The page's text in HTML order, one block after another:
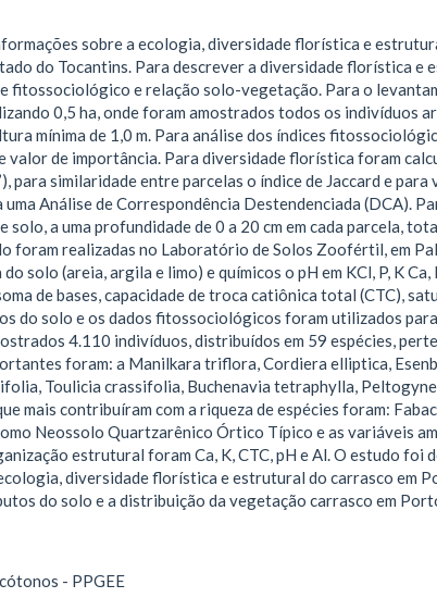
sobre a ecologia, diversidade florística e
do Tocantins. Para descrever a diversidade florística e
fitossociológico e relação solo-vegetação. Para o
0,5 ha, onde foram amostrados todos os indivíduos
mínima de 1,0 m. Para análise dos índices
valor de importância. Para diversidade florística foram
para similaridade entre parcelas o índice de Jaccard e
Análise de Correspondência Destendenciada (DCA).
a uma profundidade de 0 a 20 cm em cada parcela,
foram realizadas no Laboratório de Solos Zoofértil, em
solo (areia, argila e limo) e químicos o pH em KCl, P, K
de bases, capacidade de troca catiônica total (CTC),
do solo e os dados fitossociológicos foram utilizados
4.110 indivíduos, distribuídos em 59 espécies,
foram: a Manilkara triflora, Cordiera elliptica,
Toulicia crassifolia, Buchenavia tetraphylla,
mais contribuíram com a riqueza de espécies foram:
Neossolo Quartzarênico Órtico Típico e as variáveis
estrutural foram Ca, K, CTC, pH e Al. O estudo foi
diversidade florística e estrutural do carrasco em
do solo e a distribuição da vegetação carrasco em
- PPGEE